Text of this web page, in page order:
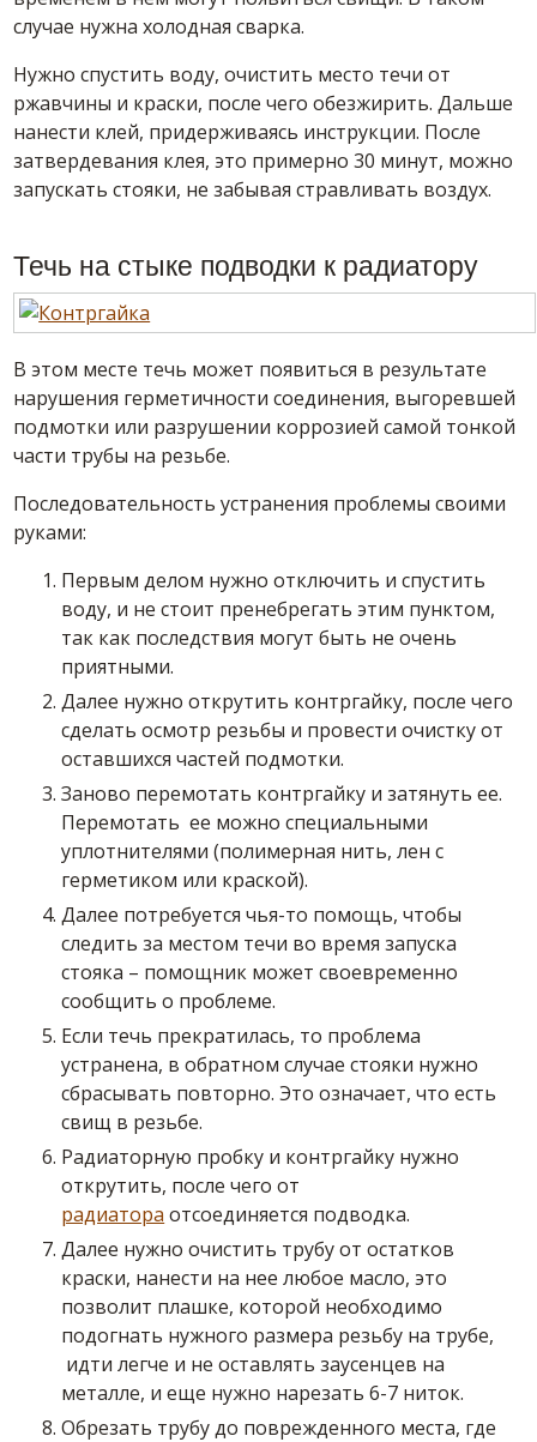
случае нужна холодная сварка.
Нужно спустить воду, очистить место течи от
ржавчины и краски, после чего обезжирить. Дальше
нанести клей, придерживаясь инструкции. После
затвердевания клея, это примерно 30 минут, можно
запускать стояки, не забывая стравливать воздух.
Течь на стыке подводки к радиатору
В этом месте течь может появиться в результате
нарушения герметичности соединения, выгоревшей
подмотки или разрушении коррозией самой тонкой
части трубы на резьбе.
Последовательность устранения проблемы своими
руками:
Первым делом нужно отключить и спустить
воду, и не стоит пренебрегать этим пунктом,
так как последствия могут быть не очень
приятными.
Далее нужно открутить контргайку, после чего
сделать осмотр резьбы и провести очистку от
оставшихся частей подмотки.
Заново перемотать контргайку и затянуть ее.
Перемотать ее можно специальными
уплотнителями (полимерная нить, лен с
герметиком или краской).
Далее потребуется чья-то помощь, чтобы
следить за местом течи во время запуска
стояка – помощник может своевременно
сообщить о проблеме.
Если течь прекратилась, то проблема
устранена, в обратном случае стояки нужно
сбрасывать повторно. Это означает, что есть
свищ в резьбе.
Радиаторную пробку и контргайку нужно
открутить, после чего от
радиатора отсоединяется подводка.
Далее нужно очистить трубу от остатков
краски, нанести на нее любое масло, это
позволит плашке, которой необходимо
подогнать нужного размера резьбу на трубе,
идти легче и не оставлять заусенцев на
металле, и еще нужно нарезать 6-7 ниток.
Обрезать трубу до поврежденного места, где